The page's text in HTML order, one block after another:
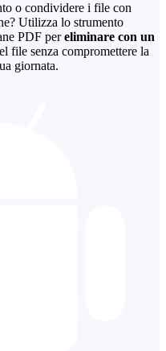
o condividere i file con
Utilizza lo strumento
PDF pereliminare con un
file senza compromettere la
giornata.